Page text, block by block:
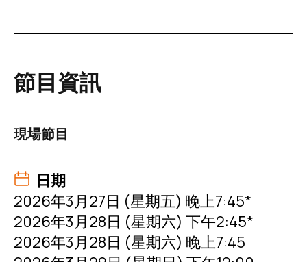
節目資訊
現場節目
日期
2026年3月27日 (星期五) 晚上7:45*
2026年3月28日 (星期六) 下午2:45*
2026年3月28日 (星期六) 晚上7:45